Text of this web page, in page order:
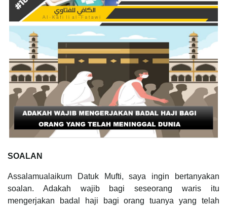
SOALAN
Assalamualaikum Datuk Mufti, saya ingin bertanyakan
soalan. Adakah wajib bagi seseorang waris itu
mengerjakan badal haji bagi orang tuanya yang telah